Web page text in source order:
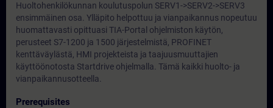
Huoltohenkilökunnan koulutuspolun SERV1->SERV2->SERV3
ensimmäinen osa. Ylläpito helpottuu ja vianpaikannus nopeutuu
huomattavasti opittuasi TIA-Portal ohjelmiston käytön,
perusteet S7-1200 ja 1500 järjestelmistä, PROFINET
kenttäväylästä, HMI projekteista ja taajuusmuuttajien
käyttöönotosta Startdrive ohjelmalla. Tämä kaikki huolto- ja
vianpaikannusotteella.
Prerequisites